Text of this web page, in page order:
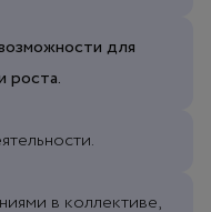
для
роста.
в коллективе,